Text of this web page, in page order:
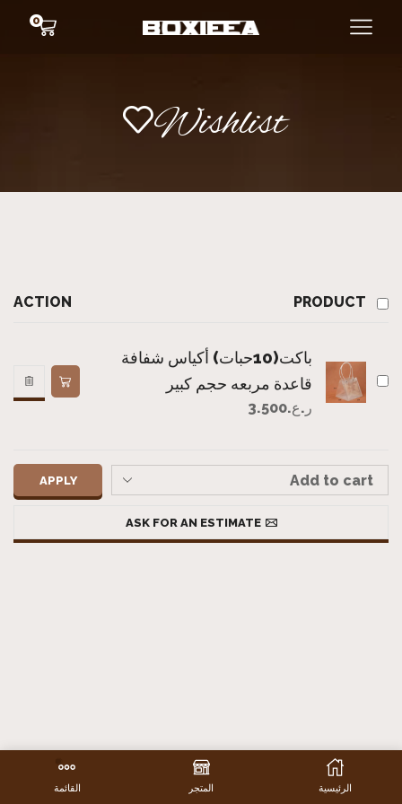
0
Wishlist
PRODUCT
ACTION
باكت(10حبات) أكياس شفافة
قاعدة مربعه حجم كبير
ر.ع.3.500
APPLY
ASK FOR AN ESTIMATE
الرئيسية المتجر القائمة